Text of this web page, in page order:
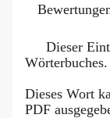
Dieser
Wörterbuches.
Dieses Wort
PDF